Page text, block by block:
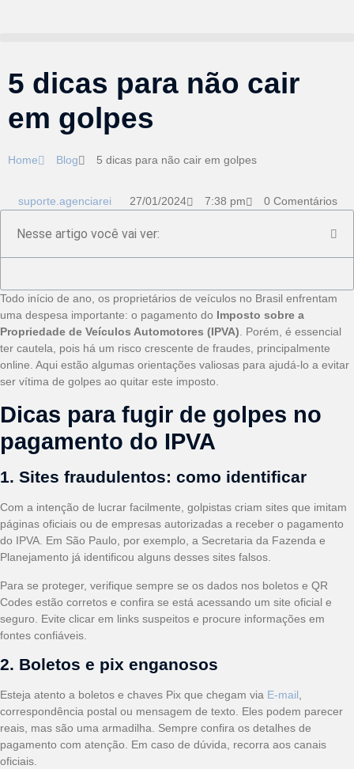
5 dicas para não cair
em golpes
Home Blog 5 dicas para não cair em golpes
suporte.agenciarei 27/01/2024 7:38 pm 0 Comentários
Nesse artigo você vai ver:
Todo início de ano, os proprietários de veículos no Brasil enfrentam
uma despesa importante: o pagamento do Imposto sobre a
Propriedade de Veículos Automotores (IPVA) . Porém, é essencial
ter cautela, pois há um risco crescente de fraudes, principalmente
online. Aqui estão algumas orientações valiosas para ajudá-lo a evitar
ser vítima de golpes ao quitar este imposto.
Dicas para fugir de golpes no
pagamento do IPVA
1. Sites fraudulentos: como identificar
Com a intenção de lucrar facilmente, golpistas criam sites que imitam
páginas oficiais ou de empresas autorizadas a receber o pagamento
do IPVA. Em São Paulo, por exemplo, a Secretaria da Fazenda e
Planejamento já identificou alguns desses sites falsos.
Para se proteger, verifique sempre se os dados nos boletos e QR
Codes estão corretos e confira se está acessando um site oficial e
seguro. Evite clicar em links suspeitos e procure informações em
fontes confiáveis.
2. Boletos e pix enganosos
Esteja atento a boletos e chaves Pix que chegam via E-mail
correspondência postal ou mensagem de texto. Eles podem parecer
reais, mas são uma armadilha. Sempre confira os detalhes de
pagamento com atenção. Em caso de dúvida, recorra aos canais
oficiais.